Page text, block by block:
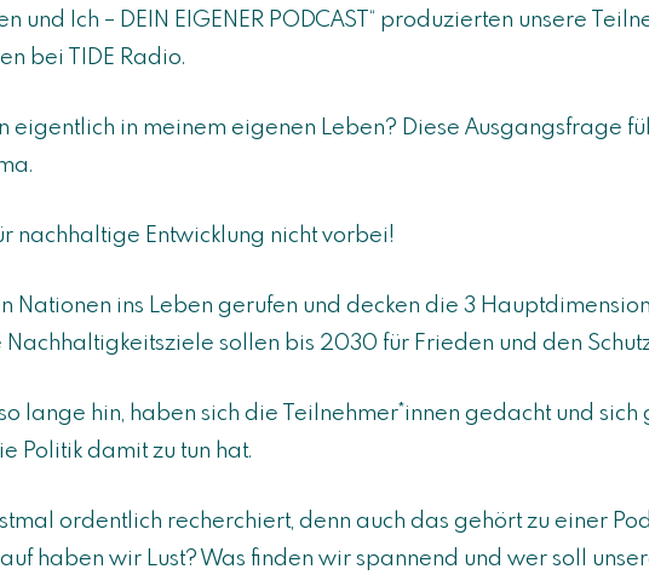
und Ich – DEIN EIGENER PODCAST“ produzierten unsere
bei TIDE Radio.
eigentlich in meinem eigenen Leben? Diese Ausgangsfrage
nachhaltige Entwicklung nicht vorbei!
Nationen ins Leben gerufen und decken die 3
Nachhaltigkeitsziele sollen bis 2030 für Frieden und den
lange hin, haben sich die Teilnehmer*innen gedacht und
Politik damit zu tun hat.
ordentlich recherchiert, denn auch das gehört zu einer
haben wir Lust? Was finden wir spannend und wer soll